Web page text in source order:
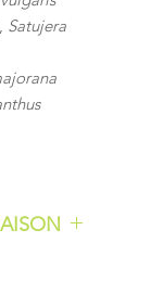
Satujera